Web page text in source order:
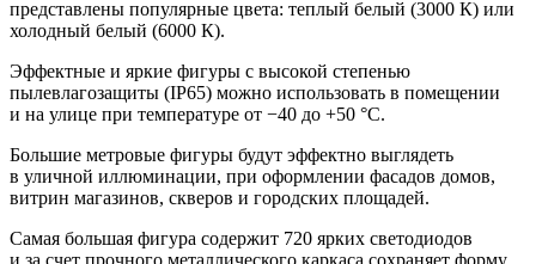
представлены популярные цвета: теплый белый (3000 К) или
холодный белый (6000 К).
Эффектные и яркие фигуры с высокой степенью
пылевлагозащиты (IP65) можно использовать в помещении
и на улице при температуре от −40 до +50 °С.
Большие метровые фигуры будут эффектно выглядеть
в уличной иллюминации, при оформлении фасадов домов,
витрин магазинов, скверов и городских площадей.
Самая большая фигура содержит 720 ярких светодиодов
и за счет прочного металлического каркаса сохраняет форму